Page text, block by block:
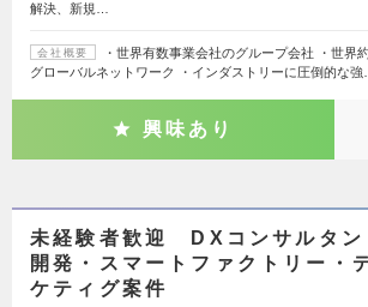
解決、新規…
会社概要
・世界有数事業会社のグループ会社 ・世界
グローバルネットワーク ・インダストリーに圧倒的な強…
興味あり
未経験者歓迎 DXコンサルタン
開発・スマートファクトリー・
ケティグ案件